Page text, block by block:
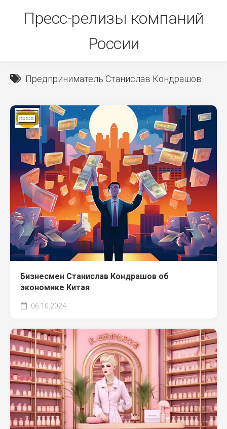
Пресс-релизы компаний
России
Предприниматель Станислав Кондрашов
Бизнесмен Станислав Кондрашов об
экономике Китая
06.10.2024